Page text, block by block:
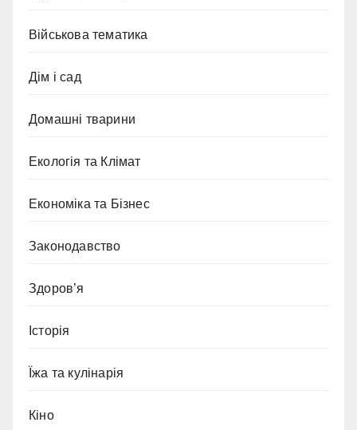
Військова тематика
Дім і сад
Домашні тварини
Екологія та Клімат
Економіка та Бізнес
Законодавство
Здоров’я
Історія
Їжа та кулінарія
Кіно